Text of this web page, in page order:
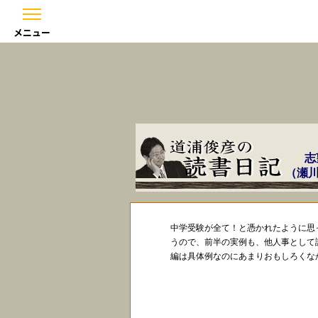
メニュー
志
（瀬
中学受験が全て！と憑かれたように
うので、前半の実例も、他人事とし
編は具体例なのにあまりおもしろくな